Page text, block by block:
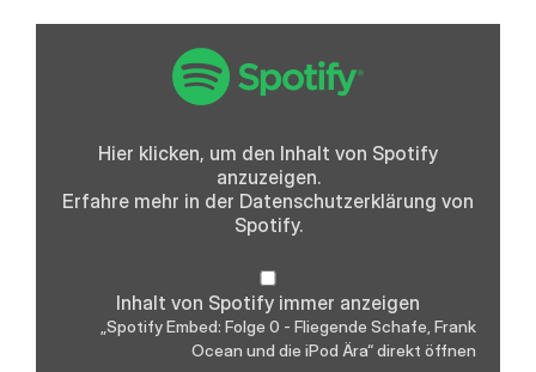
Hier klicken, um den Inhalt von Spotify
anzuzeigen.
Erfahre mehr in der Datenschutzerklärung von
Spotify.
Inhalt von Spotify immer anzeigen
„Spotify Embed: Folge 0 - Fliegende Schafe, Frank
Ocean und die iPod Ära“ direkt öffnen